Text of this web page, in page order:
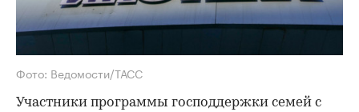
Фото: Ведомости/ТАСС
Участники программы господдержки семей с